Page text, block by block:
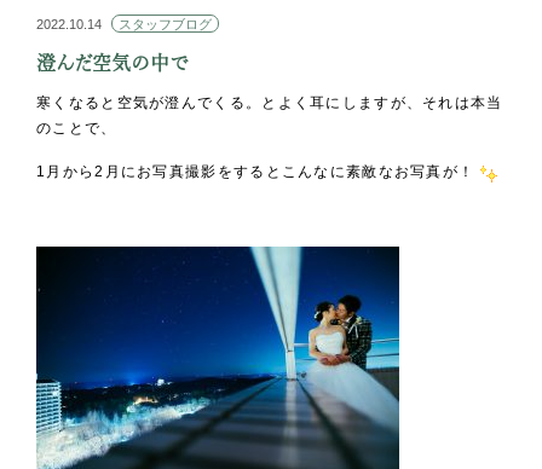
2022.10.14 スタッフブログ
澄んだ空気の中で
寒くなると空気が澄んでくる。とよく耳にしますが、それは本当
のことで、
1月から2月にお写真撮影をするとこんなに素敵なお写真が！